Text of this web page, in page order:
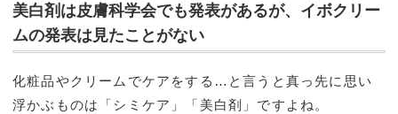
美白剤は皮膚科学会でも発表があるが、イボクリー
ムの発表は見たことがない
化粧品やクリームでケアをする…と言うと真っ先に思い
浮かぶものは「シミケア」「美白剤」ですよね。